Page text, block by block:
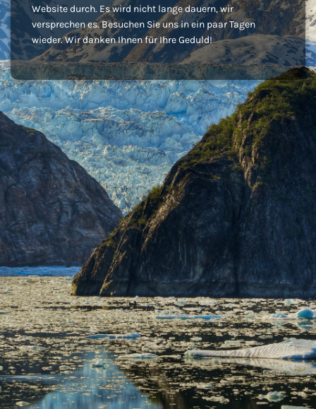
Website durch. Es wird nicht lange dauern, wir
versprechen es. Besuchen Sie uns in ein paar Tagen
wieder. Wir danken Ihnen für Ihre Geduld!